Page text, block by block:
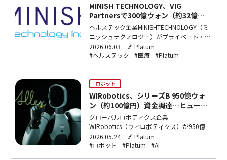
MINISH TECHNOLOGY、VIG
Partnersで300億ウォン（約32億
円）の資金調達
ヘルステック企業MINISHTECHNOLOGY（ミ
ニッシュテクノロジー）がプライベート・エ
クイティ・ファンド運用会社
VIGPartners（ビッグパートナーズ）から300
は1,500億ウォン（約160億円）と評価さ…
2026.06.03
Platum
#ヘルステック
#医療 #Platum
ロボット
WIRobotics、シリーズB 950億ウォ
ン（約100億円）資金調達…ヒューマ
ノイド事業本格化
グローバルロボティクス企業
WIRobotics（ウィロボティクス）が950億ウ
ォン（約100億円）規模のシリーズB資金調
達を完了した。2024年3月シリーズＡ（130
2026.05.24
Platum
#ロボット
#Platum #AI